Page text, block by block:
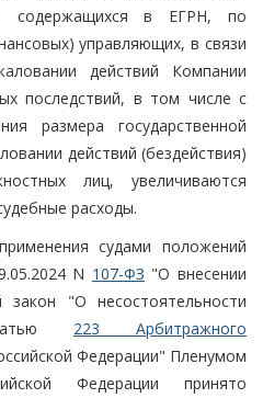
содержащихся в ЕГРН, по
управляющих, в связи
действий Компании
последствий, в том числе с
размера государственной
действий (бездействия)
лиц, увеличиваются
расходы.
судами положений
N 107-ФЗ "О внесении
"О несостоятельности
223 Арбитражного
Федерации" Пленумом
Федерации принято